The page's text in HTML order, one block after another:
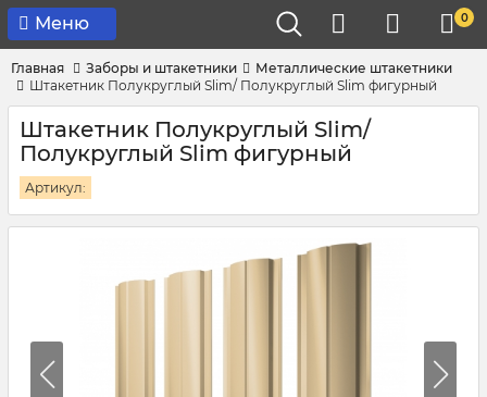
Меню 0
Главная Заборы и штакетники
Металлические штакетники
Штакетник Полукруглый Slim/ Полукруглый Slim фигурный
Штакетник Полукруглый Slim/
Полукруглый Slim фигурный
Артикул: